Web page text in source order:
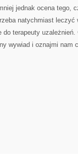
jednak ocena tego,
natychmiast leczyć
do terapeuty
wywiad i oznajmi nam